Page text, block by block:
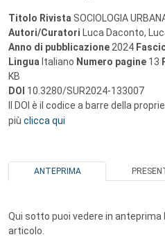
Titolo Rivista SOCIOLOGIA
Autori/Curatori Luca Daconto,
Anno di pubblicazione 2024
Lingua Italiano Numero pagine 13
KB
DOI 10.3280/SUR2024-133007
Il DOI è il codice a barre della
più clicca qui
ANTEPRIMA
Qui sotto puoi vedere in anteprima
articolo.